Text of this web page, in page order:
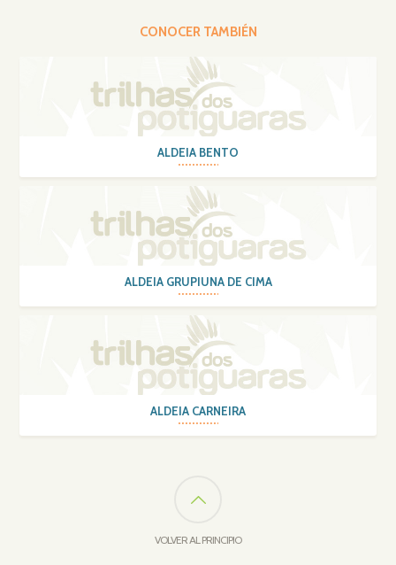
CONOCER TAMBIÉN
ALDEIA BENTO
ALDEIA GRUPIUNA DE CIMA
ALDEIA CARNEIRA
VOLVER AL PRINCIPIO